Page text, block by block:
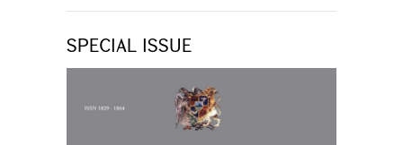
SPECIAL ISSUE